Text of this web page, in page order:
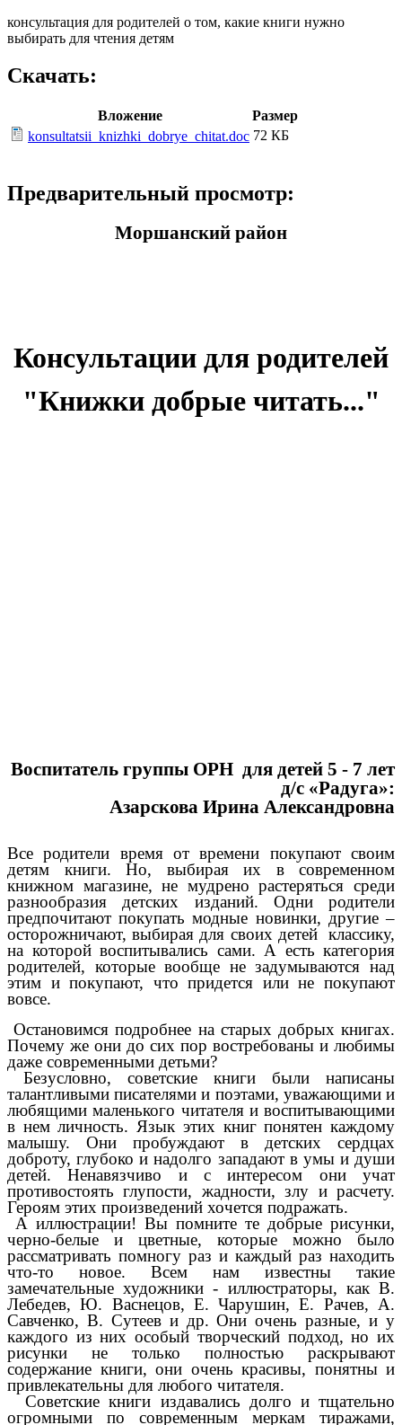
консультация для родителей о том, какие книги нужно
выбирать для чтения детям
Скачать:
Вложение
Размер
konsultatsii_knizhki_dobrye_chitat.doc 72 КБ
Предварительный просмотр:
Моршанский район
Консультации для родителей
"Книжки добрые читать..."
Воспитатель группы ОРН для детей 5 - 7 лет
д/с «Радуга»:
Азарскова Ирина Александровна
Все родители время от времени покупают своим
детям книги. Но, выбирая их в современном
книжном магазине, не мудрено растеряться среди
разнообразия детских изданий. Одни родители
предпочитают покупать модные новинки, другие –
осторожничают, выбирая для своих детей классику,
на которой воспитывались сами. А есть категория
родителей, которые вообще не задумываются над
этим и покупают, что придется или не покупают
вовсе.
Остановимся подробнее на старых добрых книгах.
Почему же они до сих пор востребованы и любимы
даже современными детьми?
Безусловно, советские книги были написаны
талантливыми писателями и поэтами, уважающими и
любящими маленького читателя и воспитывающими
в нем личность. Язык этих книг понятен каждому
малышу. Они пробуждают в детских сердцах
доброту, глубоко и надолго западают в умы и души
детей. Ненавязчиво и с интересом они учат
противостоять глупости, жадности, злу и расчету.
Героям этих произведений хочется подражать.
А иллюстрации! Вы помните те добрые рисунки,
черно-белые и цветные, которые можно было
рассматривать помногу раз и каждый раз находить
что-то новое. Всем нам известны такие
замечательные художники - иллюстраторы, как В.
Лебедев, Ю. Васнецов, Е. Чарушин, Е. Рачев, А.
Савченко, В. Сутеев и др. Они очень разные, и у
каждого из них особый творческий подход, но их
рисунки не только полностью раскрывают
содержание книги, они очень красивы, понятны и
привлекательны для любого читателя.
Советские книги издавались долго и тщательно
огромными по современным меркам тиражами,